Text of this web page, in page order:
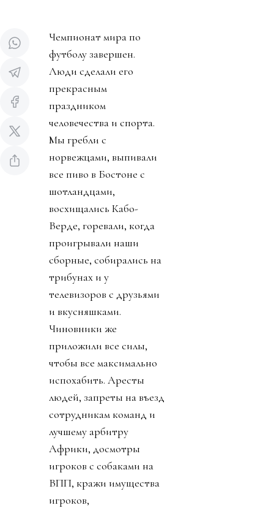
Чемпионат мира по
футболу завершен.
Люди сделали его
прекрасным
праздником
человечества и спорта.
Мы гребли с
норвежцами, выпивали
все пиво в Бостоне с
шотландцами,
восхищались Кабо-
Верде, горевали, когда
проигрывали наши
сборные, собирались на
трибунах и у
телевизоров с друзьями
и вкусняшками.
Чиновники же
приложили все силы,
чтобы все максимально
испохабить. Аресты
людей, запреты на въезд
сотрудникам команд и
лучшему арбитру
Африки, досмотры
игроков с собаками на
ВПП, кражи имущества
игроков,